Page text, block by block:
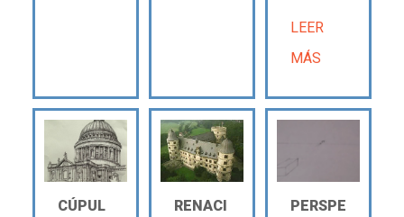
LEER
MÁS
CÚPUL
RENACI
PERSPE